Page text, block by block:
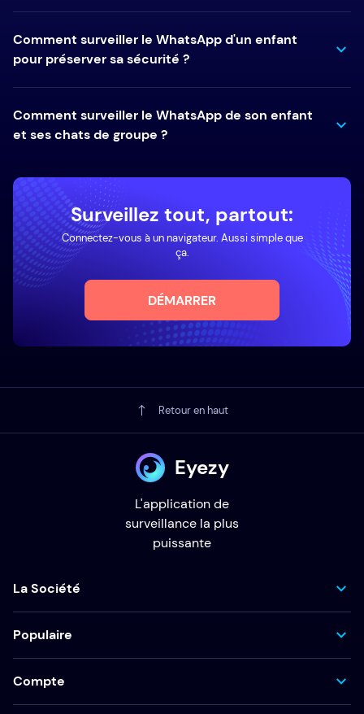
Comment surveiller le WhatsApp d'un enfant
pour préserver sa sécurité ?
Comment surveiller le WhatsApp de son enfant
et ses chats de groupe ?
Surveillez tout, partout:
Connectez-vous à un navigateur. Aussi simple que
ça.
DÉMARRER
Retour en haut
Eyezy
L'application de
surveillance la plus
puissante
La Société
Populaire
Compte